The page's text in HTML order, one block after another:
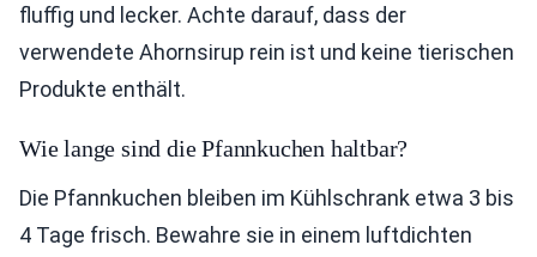
fluffig und lecker. Achte darauf, dass der
verwendete Ahornsirup rein ist und keine tierischen
Produkte enthält.
Wie lange sind die Pfannkuchen haltbar?
Die Pfannkuchen bleiben im Kühlschrank etwa 3 bis
4 Tage frisch. Bewahre sie in einem luftdichten